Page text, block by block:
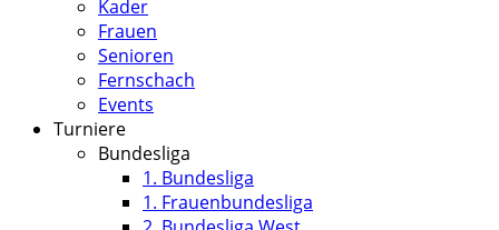
Kader
Frauen
Senioren
Fernschach
Events
Turniere
Bundesliga
1. Bundesliga
1. Frauenbundesliga